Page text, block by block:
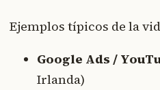
Ejemplos típicos de la
Google Ads /
Irlanda)